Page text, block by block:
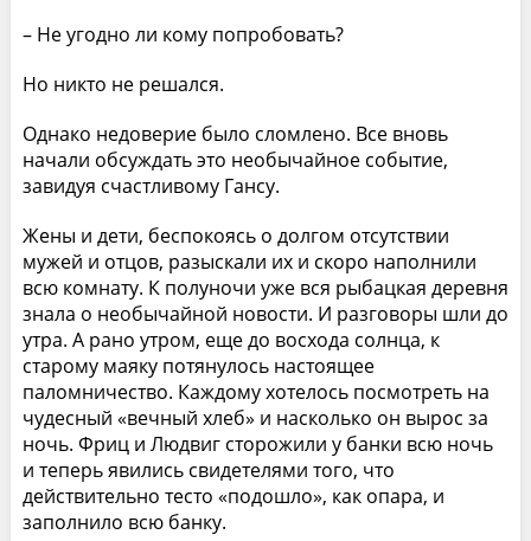
– Не угодно ли кому попробовать?
Но никто не решался.
Однако недоверие было сломлено. Все вновь
начали обсуждать это необычайное событие,
завидуя счастливому Гансу.
Жены и дети, беспокоясь о долгом отсутствии
мужей и отцов, разыскали их и скоро наполнили
всю комнату. К полуночи уже вся рыбацкая деревня
знала о необычайной новости. И разговоры шли до
утра. А рано утром, еще до восхода солнца, к
старому маяку потянулось настоящее
паломничество. Каждому хотелось посмотреть на
чудесный «вечный хлеб» и насколько он вырос за
ночь. Фриц и Людвиг сторожили у банки всю ночь
и теперь явились свидетелями того, что
действительно тесто «подошло», как опара, и
заполнило всю банку.